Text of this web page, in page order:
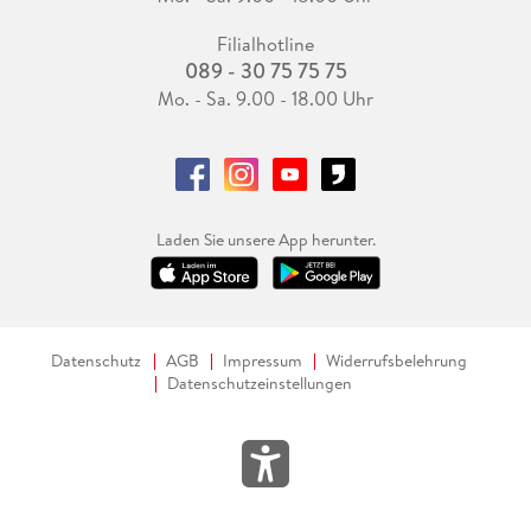
Filialhotline
089 - 30 75 75 75
Mo. - Sa. 9.00 - 18.00 Uhr
Laden Sie unsere App herunter.
Datenschutz AGB Impressum
Widerrufsbelehrung
Datenschutzeinstellungen